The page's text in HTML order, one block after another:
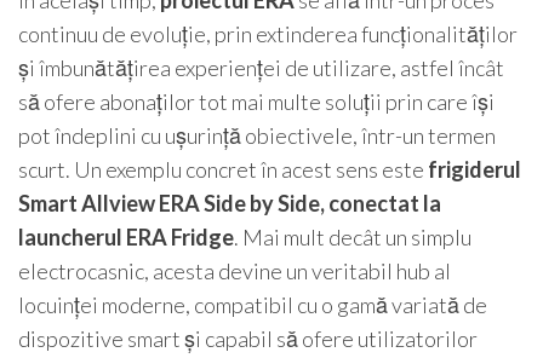
continuu de evoluție, prin extinderea funcționalităților
și îmbunătățirea experienței de utilizare, astfel încât
să ofere abonaților tot mai multe soluții prin care își
pot îndeplini cu ușurință obiectivele, într-un termen
scurt. Un exemplu concret în acest sens este frigiderul
Smart Allview ERA Side by Side, conectat la
launcherul ERA Fridge. Mai mult decât un simplu
electrocasnic, acesta devine un veritabil hub al
locuinței moderne, compatibil cu o gamă variată de
dispozitive smart și capabil să ofere utilizatorilor